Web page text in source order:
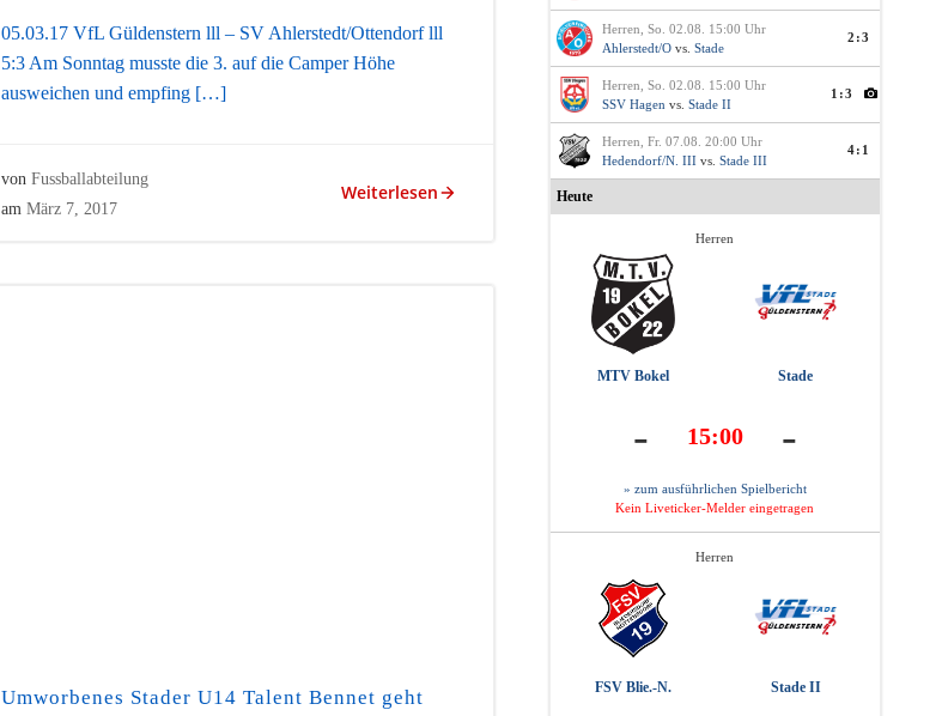
05.03.17 VfL Güldenstern lll – SV Ahlerstedt/Ottendorf lll
5:3 Am Sonntag musste die 3. auf die Camper Höhe
ausweichen und empfing […]
von Fussballabteilung
am März 7, 2017
Weiterlesen
Umworbenes Stader U14 Talent Bennet geht
Herren, So. 02.08. 15:00 Uhr
Ahlerstedt/Ovs. Stade
2:3
Herren, So. 02.08. 15:00 Uhr
SSV Hagen vs. Stade II
1:3
Herren, Fr. 07.08. 20:00 Uhr
Hedendorf/N. III vs. Stade III
4:1
Heute
Herren
MTV Bokel Stade
- 15:00 -
» zum ausführlichen Spielbericht
Kein Liveticker-Melder eingetragen
Herren
FSV Blie.-N. Stade II